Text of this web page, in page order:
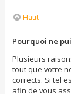
Haut
Pourquoi ne
Plusieurs
tout que votre
corrects. Si tel
afin de vous